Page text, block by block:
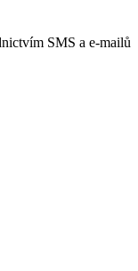
SMS a e-mailů